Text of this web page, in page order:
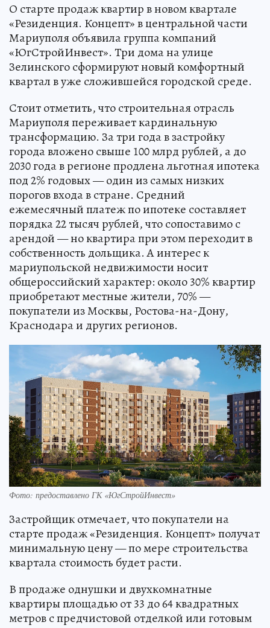
О старте продаж квартир в новом квартале
«Резиденция. Концепт» в центральной части
Мариуполя объявила группа компаний
«ЮгСтройИнвест». Три дома на улице
Зелинского сформируют новый комфортный
квартал в уже сложившейся городской среде.
Стоит отметить, что строительная отрасль
Мариуполя переживает кардинальную
трансформацию. За три года в застройку
города вложено свыше 100 млрд рублей, а до
2030 года в регионе продлена льготная ипотека
под 2% годовых — один из самых низких
порогов входа в стране. Средний
ежемесячный платеж по ипотеке составляет
порядка 22 тысяч рублей, что сопоставимо с
арендой — но квартира при этом переходит в
собственность дольщика. А интерес к
мариупольской недвижимости носит
общероссийский характер: около 30% квартир
приобретают местные жители, 70% —
покупатели из Москвы, Ростова-на-Дону,
Краснодара и других регионов.
Фото: предоставлено ГК «ЮгСтройИнвест»
Застройщик отмечает, что покупатели на
старте продаж «Резиденция. Концепт» получат
минимальную цену — по мере строительства
квартала стоимость будет расти.
В продаже однушки и двухкомнатные
квартиры площадью от 33 до 64 квадратных
метров с предчистовой отделкой или готовым